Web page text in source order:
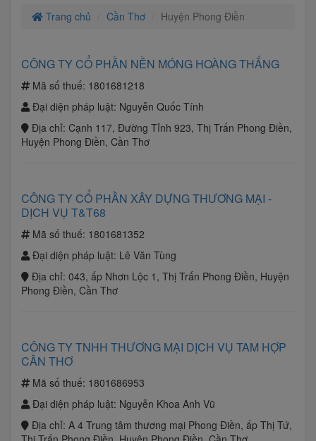
Trang chủ Cần Thơ Huyện Phong Điền
CÔNG TY CỔ PHẦN NỀN MÓNG HOÀNG THẮNG
Mã số thuế: 1801681218
Đại diện pháp luật: Nguyễn Quốc Tính
Địa chỉ: Cạnh 117, Đường Tỉnh 923, Thị Trấn Phong Điền,
Huyện Phong Điền, Cần Thơ
CÔNG TY CỔ PHẦN XÂY DỰNG THƯƠNG MẠI -
DỊCH VỤ T&T68
Mã số thuế: 1801681352
Đại diện pháp luật: Lê Văn Tùng
Địa chỉ: 043, ấp Nhơn Lộc 1, Thị Trấn Phong Điền, Huyện
Phong Điền, Cần Thơ
CÔNG TY TNHH THƯƠNG MẠI DỊCH VỤ TAM HỢP
CẦN THƠ
Mã số thuế: 1801686953
Đại diện pháp luật: Nguyễn Khoa Anh Vũ
Địa chỉ: A 4 Trung tâm thương mại Phong Điền, ấp Thị Tứ,